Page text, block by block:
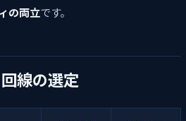
の両立です。
線の選定